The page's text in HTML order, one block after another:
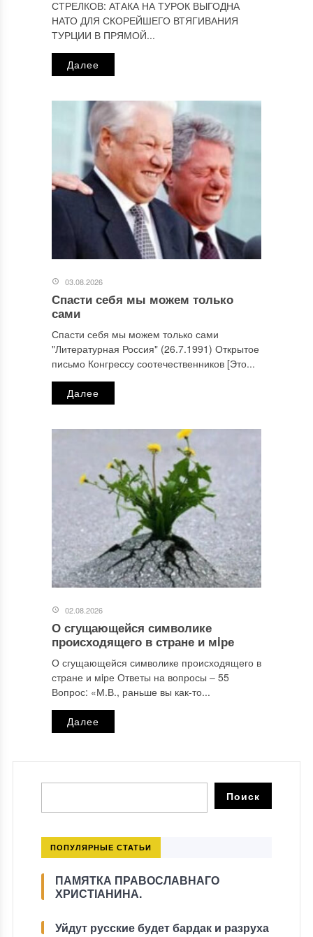
СТРЕЛКОВ: АТАКА НА ТУРОК ВЫГОДНА
НАТО ДЛЯ СКОРЕЙШЕГО ВТЯГИВАНИЯ
ТУРЦИИ В ПРЯМОЙ...
Далее
03.08.2026
Спасти себя мы можем только
сами
Спасти себя мы можем только сами
"Литературная Россия" (26.7.1991) Открытое
письмо Конгрессу соотечественников [Это...
Далее
02.08.2026
О сгущающейся символике
происходящего в стране и мiре
О сгущающейся символике происходящего в
стране и мiре Ответы на вопросы ‒ 55
Вопрос: «М.В., раньше вы как-то...
Далее
ПОПУЛЯРНЫЕ СТАТЬИ
ПАМЯТКА ПРАВОСЛАВНАГО
ХРИСТІАНИНА.
Уйдут русские будет бардак и разруха